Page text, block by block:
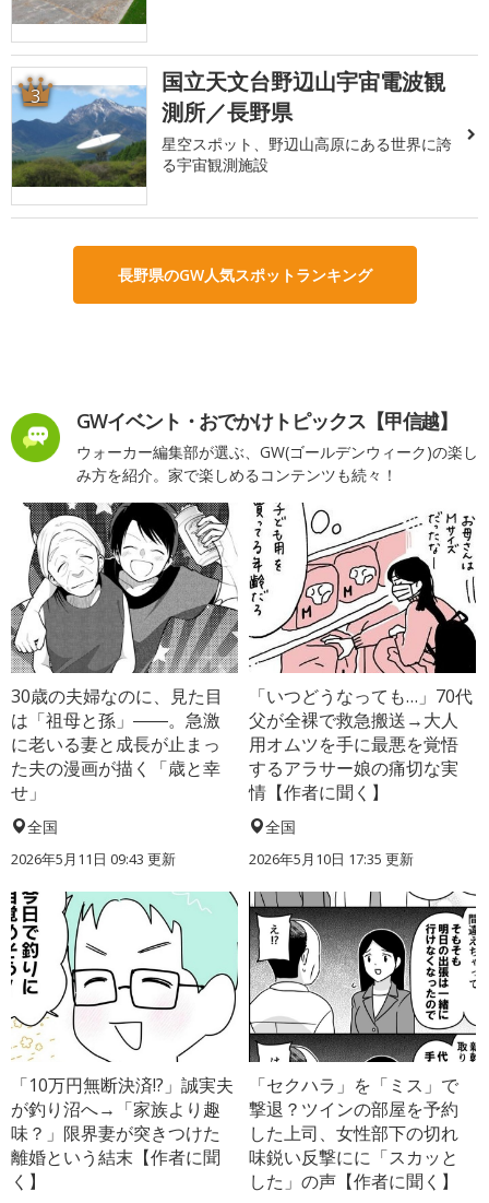
3
国立天文台野辺山宇宙電波観
測所／長野県
星空スポット、野辺山高原にある世界に誇
る宇宙観測施設
長野県のGW人気スポットランキング
GWイベント・おでかけトピックス【甲信越】
ウォーカー編集部が選ぶ、GW(ゴールデンウィーク)の楽し
み方を紹介。家で楽しめるコンテンツも続々！
30歳の夫婦なのに、見た目
は「祖母と孫」――。急激
に老いる妻と成長が止まっ
た夫の漫画が描く「歳と幸
せ」
全国
2026年5月11日 09:43 更新
「いつどうなっても…」70代
父が全裸で救急搬送→大人
用オムツを手に最悪を覚悟
するアラサー娘の痛切な実
情【作者に聞く】
全国
2026年5月10日 17:35 更新
「10万円無断決済!?」誠実夫
が釣り沼へ→「家族より趣
味？」限界妻が突きつけた
離婚という結末【作者に聞
く】
「セクハラ」を「ミス」で
撃退？ツインの部屋を予約
した上司、女性部下の切れ
味鋭い反撃にに「スカッと
した」の声【作者に聞く】